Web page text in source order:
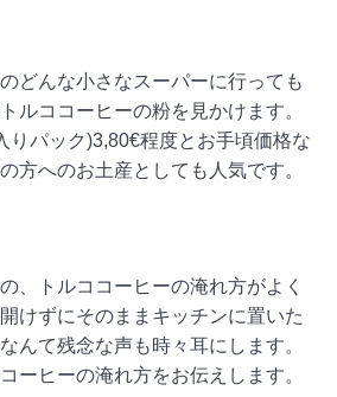
どんな小さなスーパーに行っても
ルココーヒーの粉を見かけます。
りパック)3,80€程度とお手頃価格な
方へのお土産としても人気です。
、トルココーヒーの淹れ方がよく
けずにそのままキッチンに置いた
んて残念な声も時々耳にします。
ーヒーの淹れ方をお伝えします。